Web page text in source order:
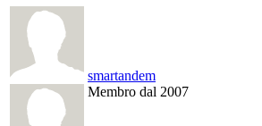
smartandem
Membro dal 2007